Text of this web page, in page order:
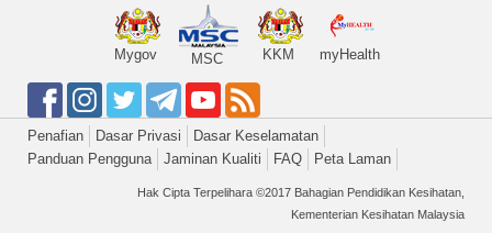
Mygov MSC KKM myHealth
Penafian Dasar Privasi
Dasar Keselamatan
Panduan Pengguna
Jaminan Kualiti FAQ Peta Laman
Hak Cipta Terpelihara ©2017 Bahagian Pendidikan Kesihatan,
Kementerian Kesihatan Malaysia